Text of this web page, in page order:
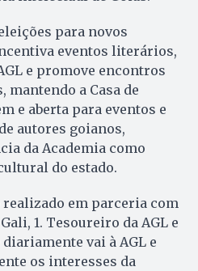
para novos
eventos literários,
e promove encontros
a Casa de
e aberta para eventos e
autores goianos,
da Academia como
do estado.
em parceria com
1. Tesoureiro da AGL e
vai à AGL e
os interesses da